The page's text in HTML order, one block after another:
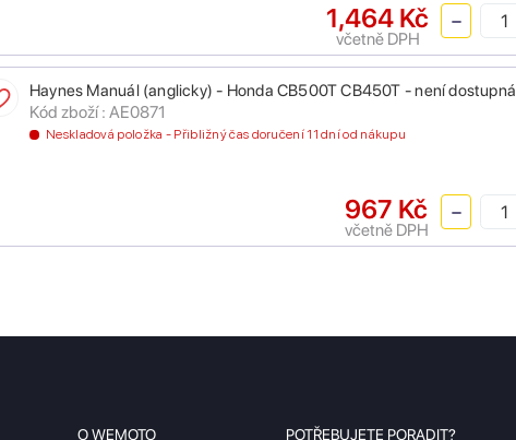
1,464 Kč
včetně DPH
Haynes Manuál (anglicky) - Honda CB500T CB450T - není dostupná
Kód zboží : AE0871
Neskladová položka - Přibližný čas doručení 11 dní od nákupu
967 Kč
včetně DPH
O WEMOTO POTŘEBUJETE PORADIT?